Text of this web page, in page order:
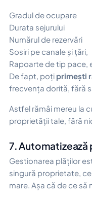
Gradul de ocupare
Durata sejurului
Numărul de rezervări
Sosiri pe canale și țări,
Rapoarte de tip pace,
De fapt, poți primești
frecvența dorită, fără
Astfel rămâi mereu la
proprietății tale, fără
7. Automatizează
Gestionarea plăților
singură proprietate,
mare. Așa că de ce să